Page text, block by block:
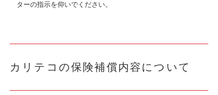
ターの指示を仰いでください。
カリテコの保険補償内容について